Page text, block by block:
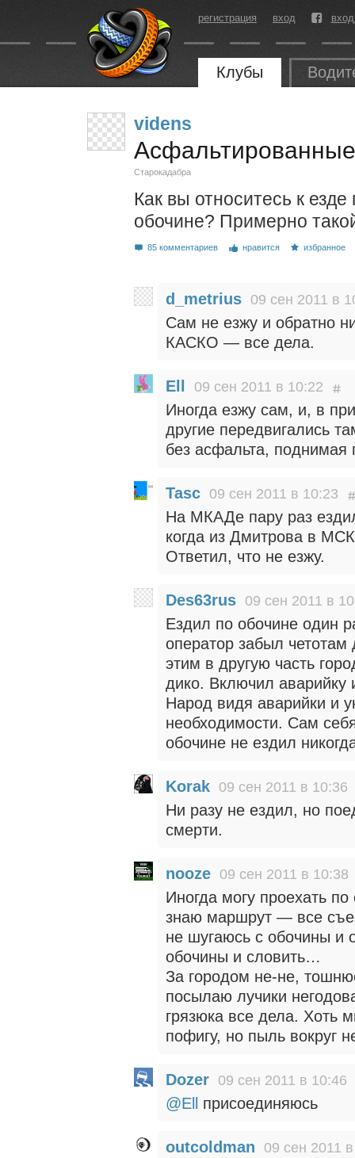
регистрация вход
Клубы
videns
Старокадабра
Как вы относитесь к
обочине? Примерно
85 комментариев нравится избранное
d_metrius 09 сен 2011 в
Сам не езжу и обратно
КАСКО — все дела.
Ell 09 сен 2011 в 10:22
Иногда езжу сам, и, в
другие передвигались
без асфальта, поднимая
Tasc 09 сен 2011 в 10:23
На МКАДе пару раз
когда из Дмитрова в
Ответил, что не езжу.
Des63rus 09 сен 2011 в
Ездил по обочине один
оператор забыл
этим в другую часть
дико. Включил аварийку
Народ видя аварийки и
необходимости. Сам
обочине не ездил
Korak 09 сен 2011 в 10:36
Ни разу не ездил, но
смерти.
nooze 09 сен 2011 в 10:38
Иногда могу проехать
знаю маршрут — все
не шугаюсь с обочины и
обочины и словить…
За городом не-не,
посылаю лучики
грязюка все дела. Хоть
пофигу, но пыль вокруг
Dozer 09 сен 2011 в 10:46
@Ell присоединяюсь
outcoldman 09 сен 2011